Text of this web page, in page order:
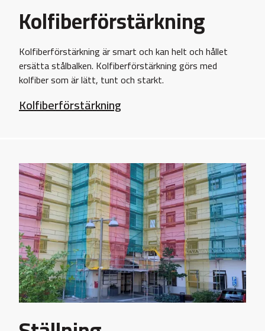
Kolfiberförstärkning
Kolfiberförstärkning är smart och kan helt och hållet
ersätta stålbalken. Kolfiberförstärkning görs med
kolfiber som är lätt, tunt och starkt.
Kolfiberförstärkning